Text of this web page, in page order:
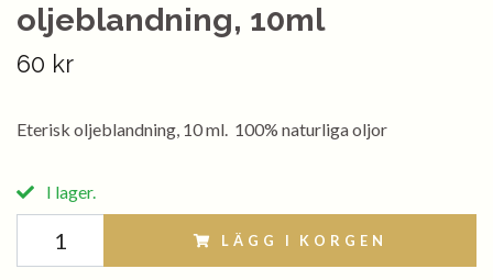
oljeblandning, 10ml
60 kr
Eterisk oljeblandning, 10 ml. 100% naturliga oljor
I lager.
LÄGG I KORGEN